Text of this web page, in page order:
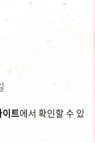
이트에서 확인할 수 있